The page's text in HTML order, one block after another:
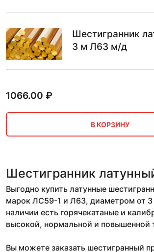
Шестигранник
3 м Л63 м/д
1066.00 ₽
В КОРЗИНУ
Шестигранник
Выгодно купить латунные
марок ЛС59-1 и Л63, диаметром от
наличии есть горячекатаные и
высокой, нормальной и повышенной
Вы можете заказать шестигранный